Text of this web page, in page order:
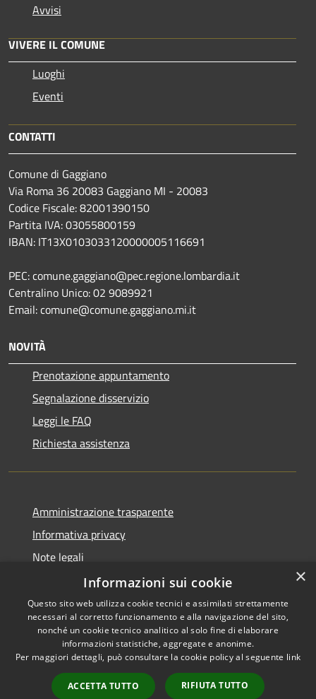
Avvisi
VIVERE IL COMUNE
Luoghi
Eventi
CONTATTI
Comune di Gaggiano
Via Roma 36 20083 Gaggiano MI - 20083
Codice Fiscale: 82001390150
Partita IVA: 03055800159
IBAN: IT13X0103033120000005116691
PEC: comune.gaggiano@pec.regione.lombardia.it
Centralino Unico: 02 9089921
Email: comune@comune.gaggiano.mi.it
NOVITÀ
Prenotazione appuntamento
Segnalazione disservizio
Leggi le FAQ
Richiesta assistenza
Amministrazione trasparente
Informativa privacy
Note legali
Dichiarazione di accessibilità
RSS
Accessibilità
Copyright © 2026 • Comune di
Gaggiano • Powered by
Municipium•
Accesso
×
Informazioni sui cookie
Questo sito web utilizza cookie tecnici e assimilati strettamente
necessari al corretto funzionamento e alla navigazione del sito,
nonché un cookie tecnico analitico al solo fine di elaborare
informazioni statistiche, aggregate e anonime.
Per maggiori dettagli, può consultare la cookie policy al seguente link
ACCETTA TUTTO RIFIUTA TUTTO